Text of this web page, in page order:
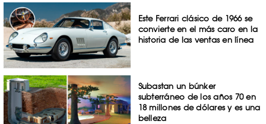
Este Ferrari clásico de 1966 se
convierte en el más caro en la
historia de las ventas en línea
Subastan un búnker
subterráneo de los años 70 en
18 millones de dólares y es una
belleza